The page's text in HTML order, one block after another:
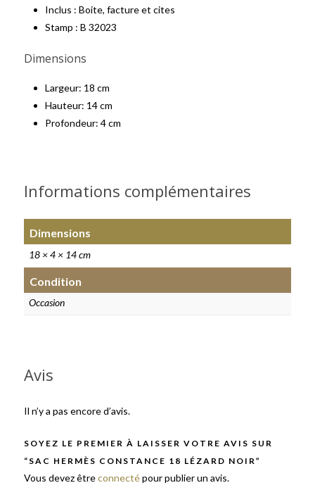
Inclus : Boite, facture et cites
Stamp : B 32023
Dimensions
Largeur: 18 cm
Hauteur: 14 cm
Profondeur: 4 cm
Informations complémentaires
Dimensions
18 × 4 × 14 cm
Condition
Occasion
Avis
Il n’y a pas encore d’avis.
SOYEZ LE PREMIER À LAISSER VOTRE AVIS SUR
“SAC HERMÈS CONSTANCE 18 LÉZARD NOIR”
Vous devez êtreconnectépour publier un avis.